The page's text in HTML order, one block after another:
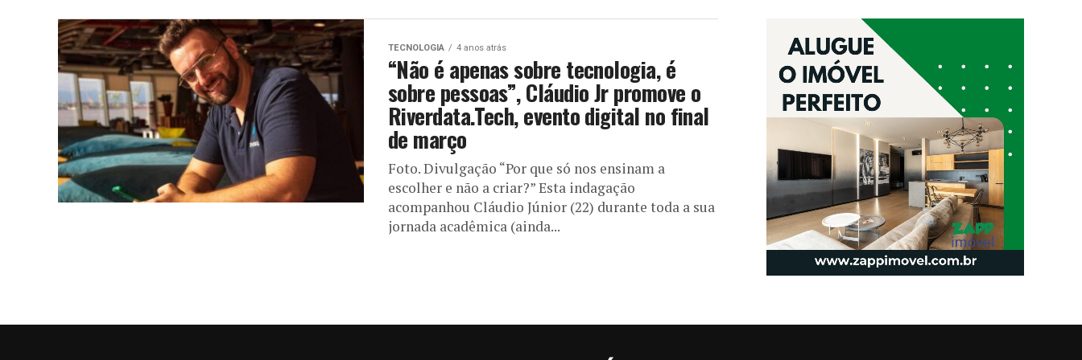
TECNOLOGIA 4 anos atrás
“Não é apenas sobre tecnologia, é
sobre pessoas”, Cláudio Jr promove o
Riverdata.Tech, evento digital no final
de março
Foto. Divulgação “Por que só nos ensinam a
escolher e não a criar?” Esta indagação
acompanhou Cláudio Júnior (22) durante toda a sua
jornada acadêmica (ainda...